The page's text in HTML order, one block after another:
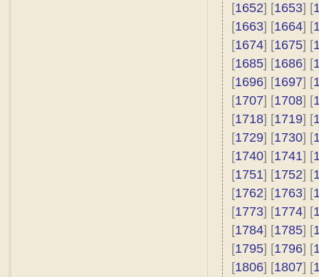
[1652] [1653] [
[1663] [1664] [
[1674] [1675] [
[1685] [1686] [
[1696] [1697] [
[1707] [1708] [
[1718] [1719] [
[1729] [1730] [
[1740] [1741] [
[1751] [1752] [
[1762] [1763] [
[1773] [1774] [
[1784] [1785] [
[1795] [1796] [
[1806] [1807] [